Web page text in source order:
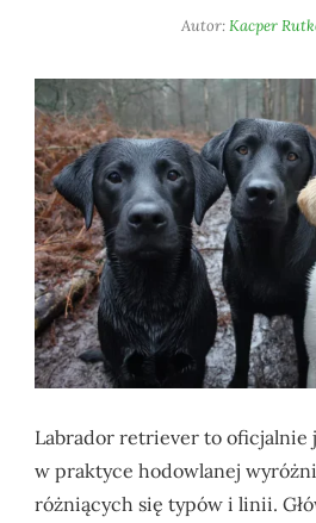
Autor:Kacper
Labrador retriever to oficjalnie
w praktyce hodowlanej
różniących się typów i linii.